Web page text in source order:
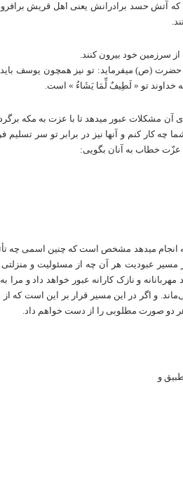
حسد برادرانش یعنی اهل قریش
از سرزمین خود بیرون کنند.
حضرت (ص) می­فرماید: تو نیز همچون یوسف
خداوند تو « لَطِیفٌ لِّمَا یَشَاءُ » است.
ی آن مشکلات عبور می­دهد تا با عزت به مکه
کار کنم و آن­ها نیز در برابر تو سر تسلیم
عزّت خطاب به آنان بگویی:
انجام می­دهد مشخص است که چنین اسمی چه
عبودیت هر آن چه از مسئولیت و
و نازک کارانه عبور خواهد داد و مرا
و اگر در این مسیر قرار بر این است که از
دو صورت مطلوبی را از دست خواهم داد.
و